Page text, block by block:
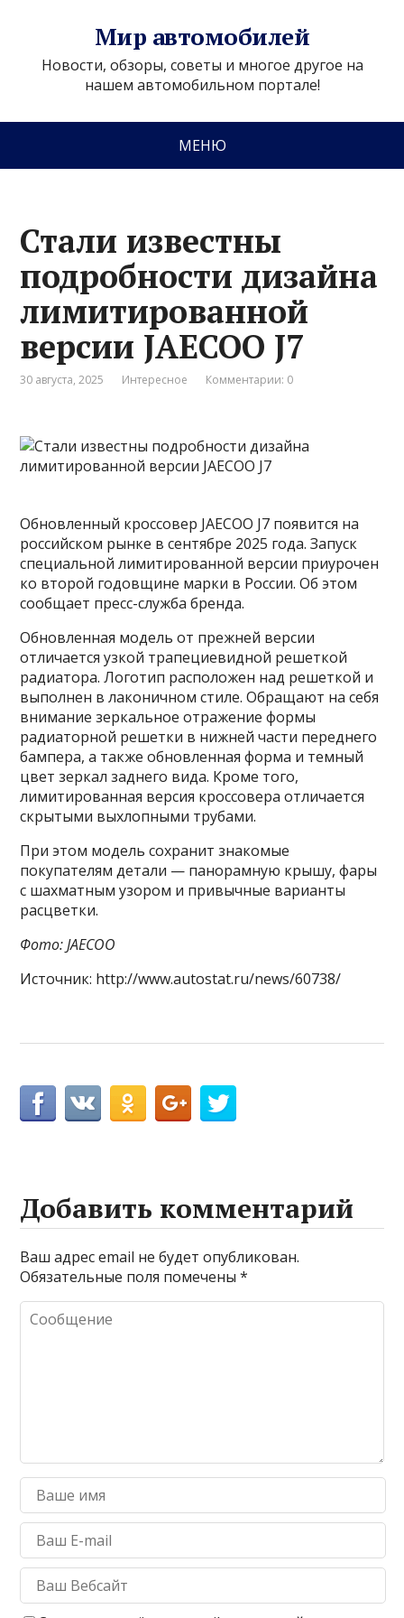
Мир автомобилей
Новости, обзоры, советы и многое другое на
нашем автомобильном портале!
МЕНЮ
Стали известны
подробности дизайна
лимитированной
версии JAECOO J7
30 августа, 2025 Интересное Комментарии: 0
Обновленный кроссовер JAECOO J7 появится на
российском рынке в сентябре 2025 года. Запуск
специальной лимитированной версии приурочен
ко второй годовщине марки в России. Об этом
сообщает пресс-служба бренда.
Обновленная модель от прежней версии
отличается узкой трапециевидной решеткой
радиатора. Логотип расположен над решеткой и
выполнен в лаконичном стиле. Обращают на себя
внимание зеркальное отражение формы
радиаторной решетки в нижней части переднего
бампера, а также обновленная форма и темный
цвет зеркал заднего вида. Кроме того,
лимитированная версия кроссовера отличается
скрытыми выхлопными трубами.
При этом модель сохранит знакомые
покупателям детали — панорамную крышу, фары
с шахматным узором и привычные варианты
расцветки.
Фото: JAECOO
Источник: http://www.autostat.ru/news/60738/
Добавить комментарий
Ваш адрес email не будет опубликован.
Обязательные поля помечены*